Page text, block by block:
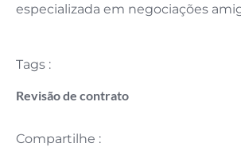
especializada em negociações
Tags :
Revisão de contrato
Compartilhe :